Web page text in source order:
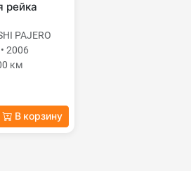
рейка
PAJERO
2006
км
В корзину